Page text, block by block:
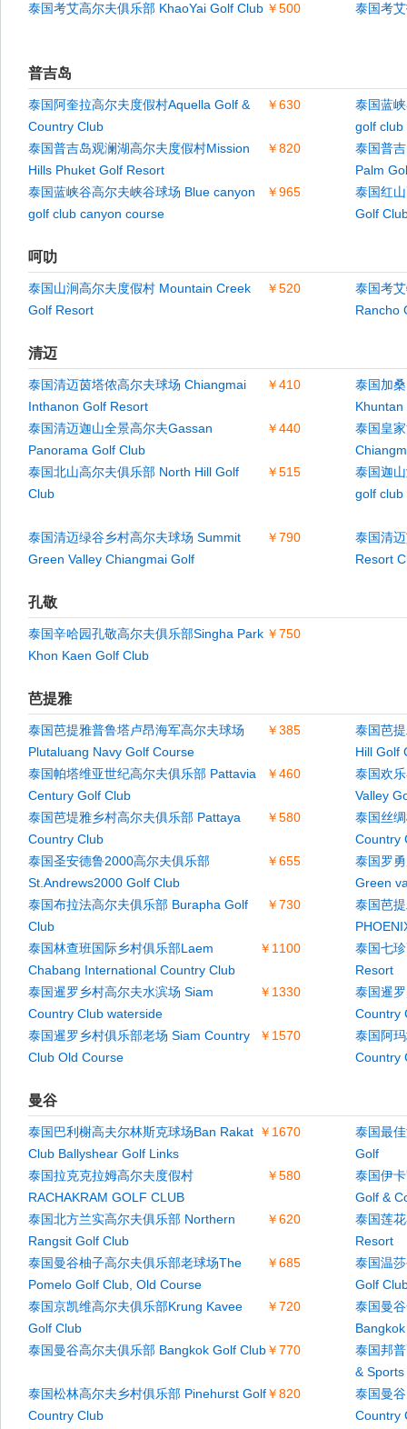
￥500
泰国考艾高尔夫俱乐部 KhaoYai Golf Club 泰国考
普吉岛
￥630
泰国阿奎拉高尔夫度假村Aquella Golf &
Country Club
泰国蓝
golf club
￥820
泰国普吉岛观澜湖高尔夫度假村Mission
Hills Phuket Golf Resort
泰国普
Palm
￥965
泰国蓝峡谷高尔夫峡谷球场 Blue canyon
golf club canyon course
泰国红
Golf
呵叻
￥520
泰国山涧高尔夫度假村 Mountain Creek
Golf Resort
泰国考
Rancho
清迈
￥410
泰国清迈茵塔侬高尔夫球场 Chiangmai
Inthanon Golf Resort
泰国加
￥440
泰国清迈迦山全景高尔夫Gassan
Panorama Golf Club
泰国皇
￥515
泰国北山高尔夫俱乐部 North Hill Golf
Club
泰国迦
golf club
￥790
泰国清迈绿谷乡村高尔夫球场 Summit
Green Valley Chiangmai Golf
泰国清
Resort
孔敬
￥750
泰国辛哈园孔敬高尔夫俱乐部Singha Park
Khon Kaen Golf Club
芭提雅
￥385
泰国芭提雅普鲁塔卢昂海军高尔夫球场
Plutaluang Navy Golf Course
泰国芭
Hill Golf
￥460
泰国帕塔维亚世纪高尔夫俱乐部 Pattavia
Century Golf Club
泰国欢
Valley
￥580
泰国芭堤雅乡村高尔夫俱乐部 Pattaya
Country Club
泰国丝
Country
￥655
泰国圣安德鲁2000高尔夫俱乐部
St.Andrews2000 Golf Club
泰国罗
Green
￥730
泰国布拉法高尔夫俱乐部 Burapha Golf
Club
泰国芭
￥1100
泰国林查班国际乡村俱乐部Laem
Chabang International Country Club
泰国七
Resort
￥1330
泰国暹罗乡村高尔夫水滨场 Siam
Country Club waterside
泰国暹
Country
￥1570
泰国暹罗乡村俱乐部老场 Siam Country
Club Old Course
泰国阿
Country
曼谷
￥1670
泰国巴利榭高夫尔林斯克球场Ban Rakat
Club Ballyshear Golf Links
泰国最
Golf
￥580
泰国拉克克拉姆高尔夫度假村
RACHAKRAM GOLF CLUB
泰国伊
Golf &
￥620
泰国北方兰实高尔夫俱乐部 Northern
Rangsit Golf Club
泰国莲
Resort
￥685
泰国曼谷柚子高尔夫俱乐部老球场The
Pomelo Golf Club, Old Course
泰国温
Golf
￥720
泰国京凯维高尔夫俱乐部Krung Kavee
Golf Club
泰国曼
Bangkok
￥770
泰国曼谷高尔夫俱乐部 Bangkok Golf Club
泰国邦
& Sports
￥820
泰国松林高尔夫乡村俱乐部 Pinehurst Golf
Country Club
泰国曼
Country